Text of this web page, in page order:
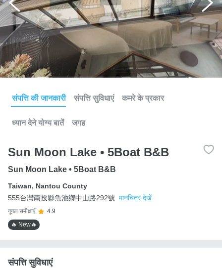
संपत्ति की जानकारी संपत्ति सुविधाएं कमरे के प्रकार
ध्यान देने योग्य बातें जगह
Sun Moon Lake • 5Boat B&B
Sun Moon Lake • 5Boat B&B
Taiwan, Nantou County
555台灣南投縣魚池鄉中山路292號 मानचित्र देखें
गूगल समीक्षाएँ
4.9
🔥 New🔥
संपत्ति सुविधाएं